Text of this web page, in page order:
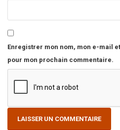
Enregistrer mon nom, mon e-mail
pour mon prochain commentaire.